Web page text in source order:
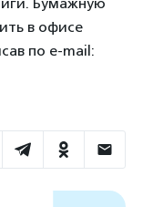
в офисе
по e-mail: